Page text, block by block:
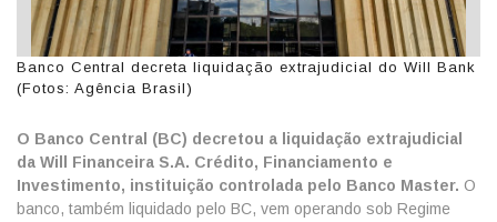
Banco Central decreta liquidação extrajudicial do Will Bank
(Fotos: Agência Brasil)
O Banco Central (BC) decretou a liquidação extrajudicial
da Will Financeira S.A. Crédito, Financiamento e
Investimento, instituição controlada pelo Banco Master. O
banco, também liquidado pelo BC, vem operando sob Regime